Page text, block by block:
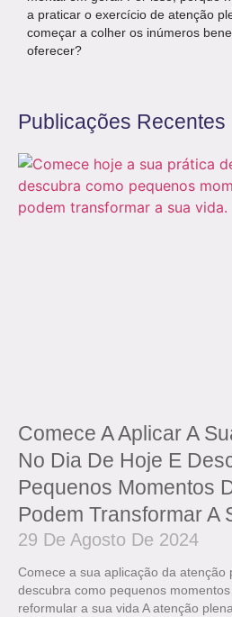
a praticar o exercício de atenção
começar a colher os inúmeros
oferecer?
Publicações Recentes
Comece A Aplicar A
No Dia De Hoje E
Pequenos Momentos
Podem Transformar A
29 De Agosto De 2024
Comece a sua aplicação da atenção
descubra como pequenos
reformular a sua vida A atenção